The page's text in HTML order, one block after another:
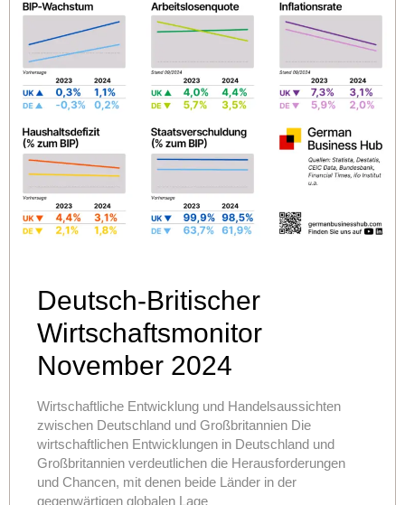
Deutsch-Britischer
Wirtschaftsmonitor
November 2024
Wirtschaftliche Entwicklung und Handelsaussichten
zwischen Deutschland und Großbritannien Die
wirtschaftlichen Entwicklungen in Deutschland und
Großbritannien verdeutlichen die Herausforderungen
und Chancen, mit denen beide Länder in der
gegenwärtigen globalen Lage